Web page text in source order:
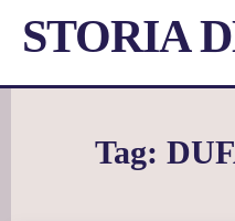
STORIA
Tag: